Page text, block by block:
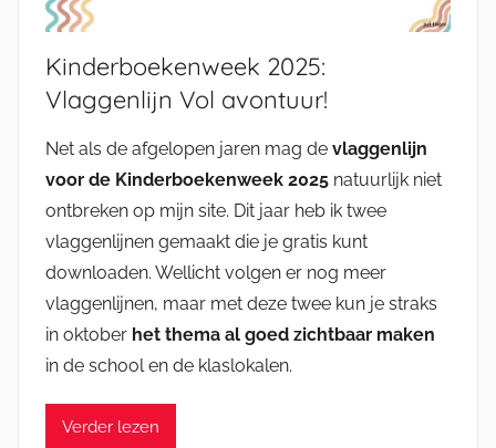
Kinderboekenweek 2025:
Vlaggenlijn Vol avontuur!
Net als de afgelopen jaren mag de vlaggenlijn
voor de Kinderboekenweek 2025 natuurlijk niet
ontbreken op mijn site. Dit jaar heb ik twee
vlaggenlijnen gemaakt die je gratis kunt
downloaden. Wellicht volgen er nog meer
vlaggenlijnen, maar met deze twee kun je straks
in oktober het thema al goed zichtbaar maken
in de school en de klaslokalen.
Verder lezen